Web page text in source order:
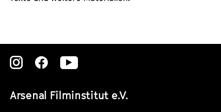
Arsenal Filminstitut e.V.
Zu
Instagram
Zu
Instagram
Zu
Instagram